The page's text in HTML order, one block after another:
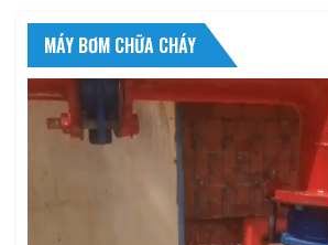
MÁY BƠM CHỮA CHÁY
Trình
chơi